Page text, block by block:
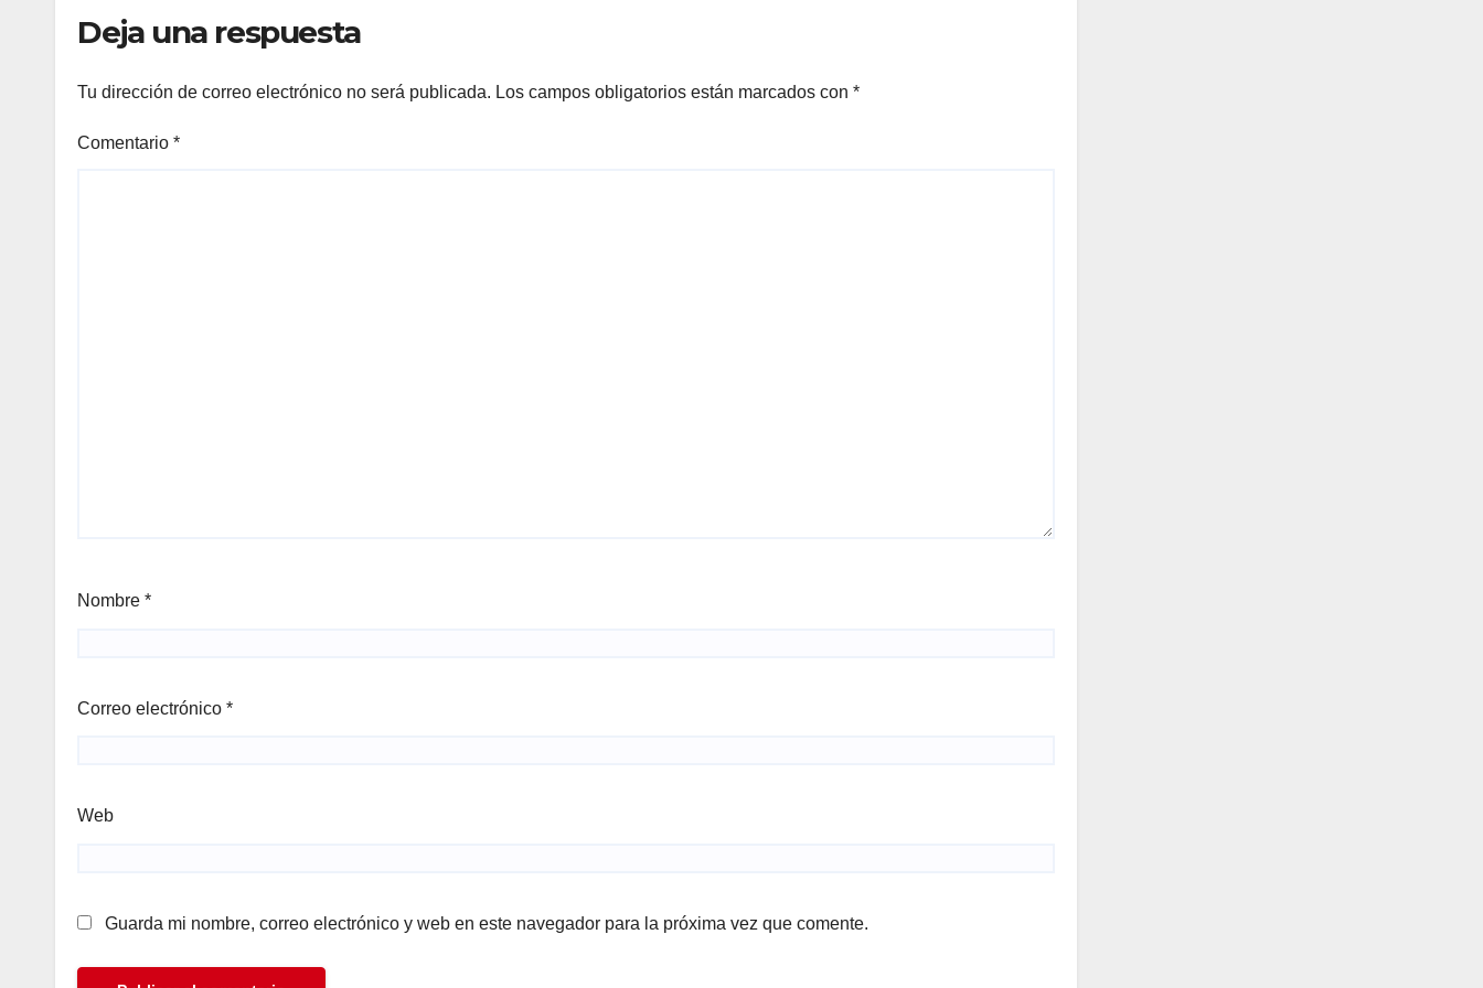
Deja una respuesta
Tu dirección de correo electrónico no será publicada. Los campos obligatorios están marcados con *
Comentario *
Nombre *
Correo electrónico *
Web
Guarda mi nombre, correo electrónico y web en este navegador para la próxima vez que comente.